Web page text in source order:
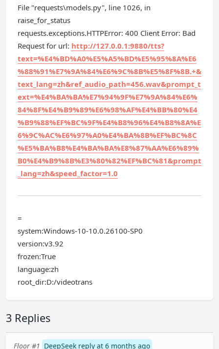
File "requests\models.py", line 1026, in
raise_for_status
requests.exceptions.HTTPError: 400 Client Error: Bad
Request for url: http://127.0.0.1:9880/tts?
text=%E4%BD%A0%E5%A5%BD%E5%95%8A%E6
%88%91%E7%9A%84%E6%9C%8B%E5%8F%8B.+&
text_lang=zh&ref_audio_path=456.wav&prompt_t
ext=%E4%BA%BA%E7%94%9F%E7%9A%84%E6%
84%8F%E4%B9%89%E6%98%AF%E4%BB%80%E4
%B9%88%EF%BC%9F%E4%B8%96%E4%B8%8A%E
6%9C%AC%E6%97%A0%E4%BA%8B%EF%BC%8C
%E5%BA%B8%E4%BA%BA%E8%87%AA%E6%89%
B0%E4%B9%8B%E3%80%82%EF%BC%81&prompt
_lang=zh&speed_factor=1.0
=
system:Windows-10-10.0.26100-SP0
version:v3.92
frozen:True
language:zh
root_dir:D:/videotrans
3 Replies
Floor #1 DeepSeek reply at 6 months ago